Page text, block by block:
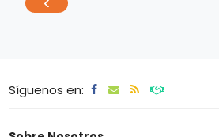
Síguenos en: